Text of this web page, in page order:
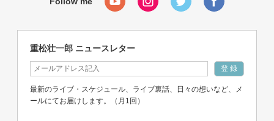
重松壮一郎 ニュースレター
最新のライブ・スケジュール、ライブ裏話、日々の想いなど、メ
ールにてお届けします。（月1回）